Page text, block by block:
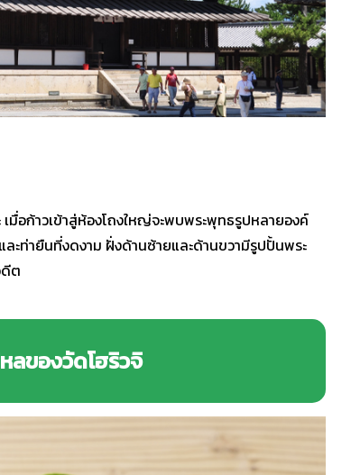
อก้าวเข้าสู่ห้องโถงใหญ่จะพบพระพุทธรูปหลายองค์
ะท่ายืนที่งดงาม ฝั่งด้านซ้ายและด้านขวามีรูปปั้นพระ
ดีต
ลของวัดโฮริวจิ